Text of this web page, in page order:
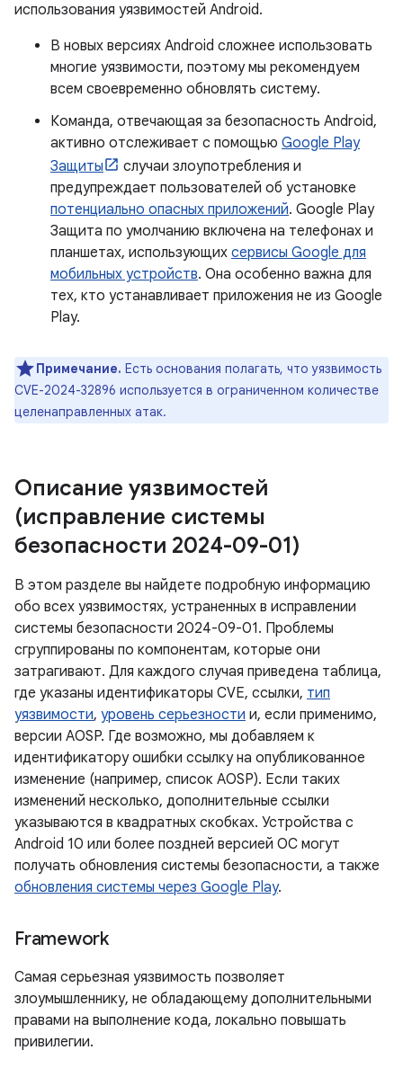
использования уязвимостей Android.
В новых версиях Android сложнее использовать
многие уязвимости, поэтому мы рекомендуем
всем своевременно обновлять систему.
Команда, отвечающая за безопасность Android,
активно отслеживает с помощью Google Play
Защиты
случаи злоупотребления и
предупреждает пользователей об установке
потенциально опасных приложений. Google Play
Защита по умолчанию включена на телефонах и
планшетах, использующих сервисы Google для
мобильных устройств. Она особенно важна для
тех, кто устанавливает приложения не из Google
Play.
Примечание. Есть основания полагать, что уязвимость
CVE-2024-32896 используется в ограниченном количестве
целенаправленных атак.
Описание уязвимостей
(исправление системы
безопасности 2024-09-01)
В этом разделе вы найдете подробную информацию
обо всех уязвимостях, устраненных в исправлении
системы безопасности 2024-09-01. Проблемы
сгруппированы по компонентам, которые они
затрагивают. Для каждого случая приведена таблица,
где указаны идентификаторы CVE, ссылки, тип
уязвимости, уровень серьезности и, если применимо,
версии AOSP. Где возможно, мы добавляем к
идентификатору ошибки ссылку на опубликованное
изменение (например, список AOSP). Если таких
изменений несколько, дополнительные ссылки
указываются в квадратных скобках. Устройства с
Android 10 или более поздней версией ОС могут
получать обновления системы безопасности, а также
обновления системы через Google Play.
Framework
Самая серьезная уязвимость позволяет
злоумышленнику, не обладающему дополнительными
правами на выполнение кода, локально повышать
привилегии.